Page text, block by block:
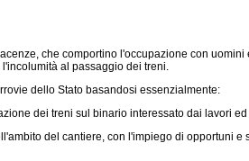
che comportino l'occupazione con
al passaggio dei treni.
dello Stato basandosi essenzialmente:
dei treni sul binario interessato dai lavori
del cantiere, con l'impiego di opportuni